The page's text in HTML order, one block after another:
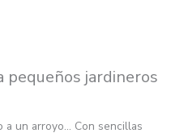
pequeños jardineros
a un arroyo… Con sencillas